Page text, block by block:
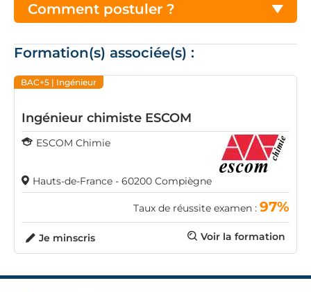
Comment postuler ?
Formation(s) associée(s) :
BAC+5 | Ingénieur
Ingénieur chimiste ESCOM
ESCOM Chimie
Hauts-de-France - 60200 Compiègne
Taux de réussite examen : 97%
Voir la formation
Je minscris